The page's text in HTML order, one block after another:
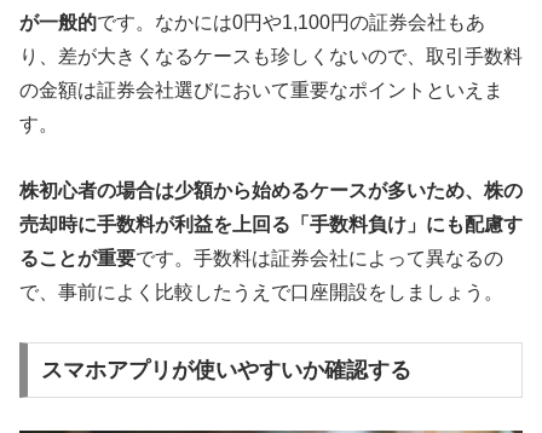
が一般的です。なかには0円や1,100円の証券会社もあ
り、差が大きくなるケースも珍しくないので、取引手数料
の金額は証券会社選びにおいて重要なポイントといえま
す。
株初心者の場合は少額から始めるケースが多いため、株の
売却時に手数料が利益を上回る「手数料負け」にも配慮す
ることが重要です。手数料は証券会社によって異なるの
で、事前によく比較したうえで口座開設をしましょう。
スマホアプリが使いやすいか確認する